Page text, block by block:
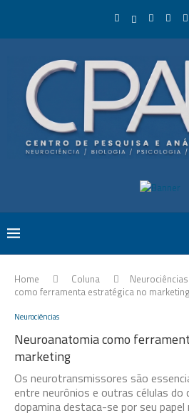
Home Coluna Neurociências
como ferramenta estratégica no marketing
Neurociências
Neuroanatomia como
marketing
Os neurotransmissores são
entre neurônios e outras células do
dopamina destaca-se por seu